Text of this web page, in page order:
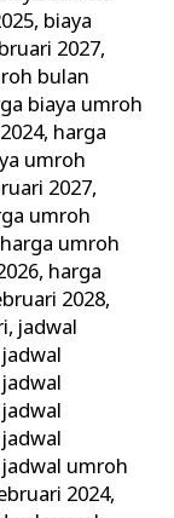
, biaya
2027,
bulan
biaya umroh
, harga
umroh
2027,
umroh
harga umroh
, harga
2028,
, jadwal
jadwal
jadwal
jadwal
jadwal
jadwal umroh
2024,